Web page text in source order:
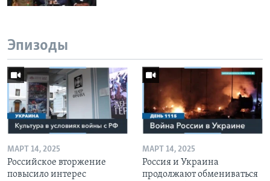
Эпизоды
МАРТ 14, 2025
Российское вторжение
повысило интерес
МАРТ 14, 2025
Россия и Украина
продолжают обмениваться